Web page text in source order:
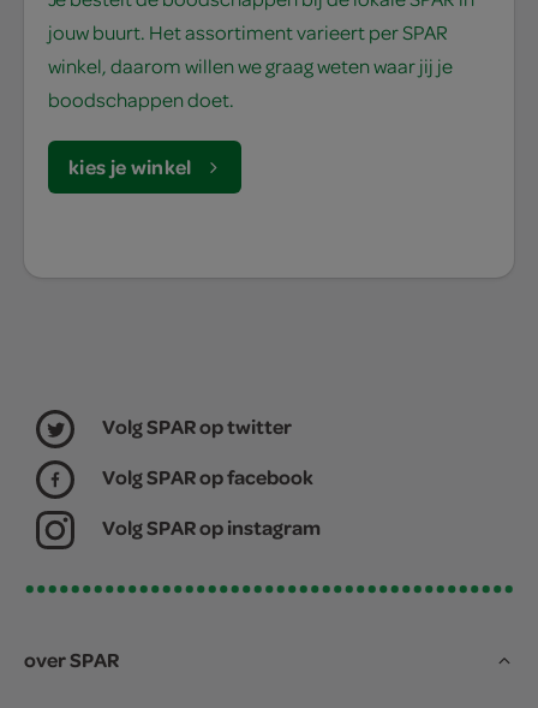
jouw buurt. Het assortiment varieert per SPAR
winkel, daarom willen we graag weten waar jij je
boodschappen doet.
kies je winkel
Volg SPAR op twitter
Volg SPAR op facebook
Volg SPAR op instagram
over SPAR